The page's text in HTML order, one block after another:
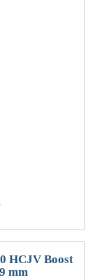
HCJV Boost
mm